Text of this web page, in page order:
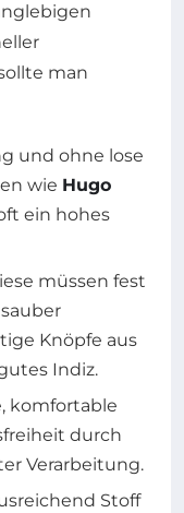
man
und ohne lose
wie Hugo
ein hohes
müssen fest
Knöpfe aus
Indiz.
komfortable
durch
Verarbeitung.
Stoff